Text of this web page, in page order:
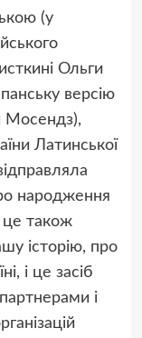
(у
Ольги
версію
Мосендз),
Латинської
народження
це також
історію, про
і це засіб
і